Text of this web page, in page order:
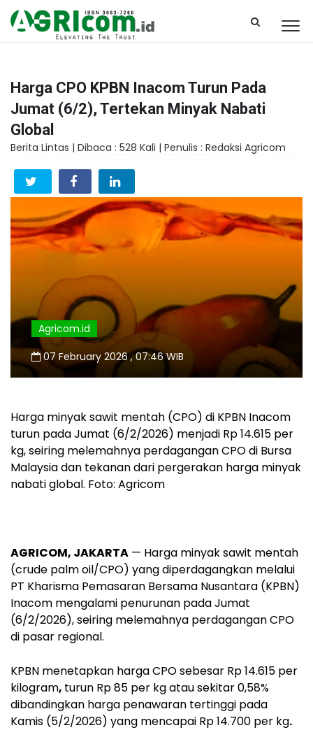
Harga CPO KPBN Inacom Turun Pada
Jumat (6/2), Tertekan Minyak Nabati
Global
Berita Lintas | Dibaca : 528 Kali | Penulis : Redaksi Agricom
Agricom.id
07 February 2026 , 07:46 WIB
Harga minyak sawit mentah (CPO) di KPBN Inacom
turun pada Jumat (6/2/2026) menjadi Rp 14.615 per
kg, seiring melemahnya perdagangan CPO di Bursa
Malaysia dan tekanan dari pergerakan harga minyak
nabati global. Foto: Agricom
AGRICOM, JAKARTA — Harga minyak sawit mentah
(crude palm oil/CPO) yang diperdagangkan melalui
PT Kharisma Pemasaran Bersama Nusantara (KPBN)
Inacom mengalami penurunan pada Jumat
(6/2/2026), seiring melemahnya perdagangan CPO
di pasar regional.
KPBN menetapkan harga CPO sebesar Rp 14.615 per
kilogram, turun Rp 85 per kgatau sekitar0,58%
dibandingkan harga penawaran tertinggi pada
Kamis (5/2/2026) yang mencapai Rp 14.700 per kg.